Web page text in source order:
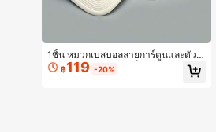
1ชิ้น หมวกเบสบอลลายการ์ตูนและตัวอั
กษร, หมวกตาข่ายสีบล็อก, กันแดดลำล
องสำหรับผู้ชายและผู้หญิง, ฤดูใบไม้ผลิ/
฿119 -20%